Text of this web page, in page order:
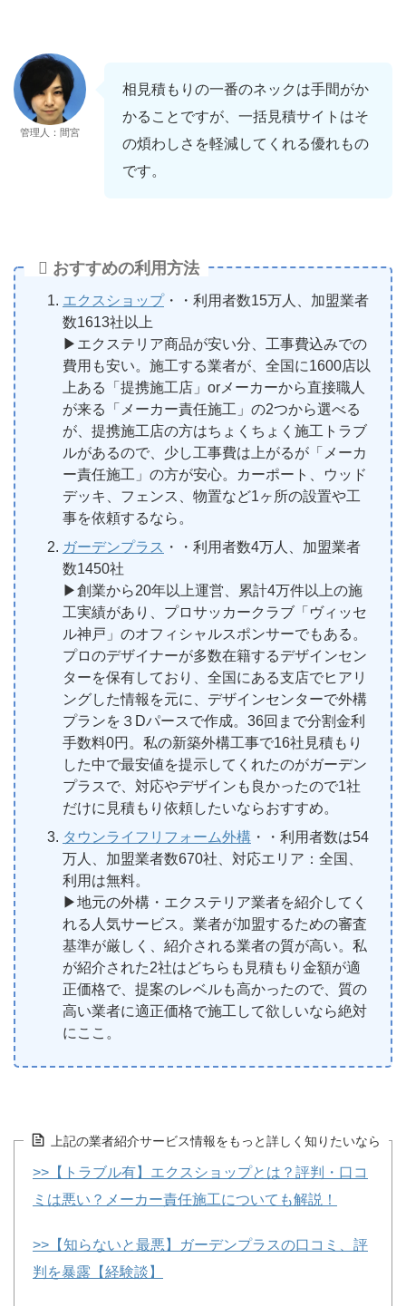
管理人：間宮
相見積もりの一番のネックは手間がか
かることですが、一括見積サイトはそ
の煩わしさを軽減してくれる優れもの
です。
おすすめの利用方法
エクスショップ ・・利用者数15万人、加盟業者
数1613社以上
▶︎エクステリア商品が安い分、工事費込みでの
費用も安い。施工する業者が、全国に1600店以
上ある「提携施工店」orメーカーから直接職人
が来る「メーカー責任施工」の2つから選べる
が、提携施工店の方はちょくちょく施工トラブ
ルがあるので、少し工事費は上がるが「メーカ
ー責任施工」の方が安心。カーポート、ウッド
デッキ、フェンス、物置など1ヶ所の設置や工
事を依頼するなら。
ガーデンプラス ・・利用者数4万人、加盟業者
数1450社
▶︎創業から20年以上運営、累計4万件以上の施
工実績があり、プロサッカークラブ「ヴィッセ
ル神戸」のオフィシャルスポンサーでもある。
プロのデザイナーが多数在籍するデザインセン
ターを保有しており、全国にある支店でヒアリ
ングした情報を元に、デザインセンターで外構
プランを３Dパースで作成。36回まで分割金利
手数料0円。私の新築外構工事で16社見積もり
した中で最安値を提示してくれたのがガーデン
プラスで、対応やデザインも良かったので1社
だけに見積もり依頼したいならおすすめ。
タウンライフリフォーム外構 ・・利用者数は54
万人、加盟業者数670社、対応エリア：全国、
利用は無料。
▶︎地元の外構・エクステリア業者を紹介してく
れる人気サービス。業者が加盟するための審査
基準が厳しく、紹介される業者の質が高い。私
が紹介された2社はどちらも見積もり金額が適
正価格で、提案のレベルも高かったので、質の
高い業者に適正価格で施工して欲しいなら絶対
にここ。
上記の業者紹介サービス情報をもっと詳しく知りたいなら
>>【トラブル有】エクスショップとは？評判・口コ
ミは悪い？メーカー責任施工についても解説！
>>【知らないと最悪】ガーデンプラスの口コミ、評
判を暴露【経験談】